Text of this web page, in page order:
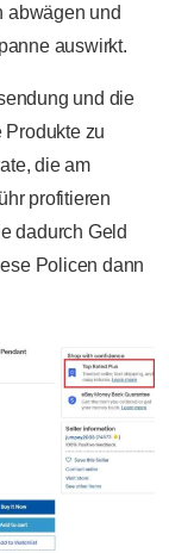
abwägen und
auswirkt.
und die
zu
die am
profitieren
dadurch Geld
Policen dann